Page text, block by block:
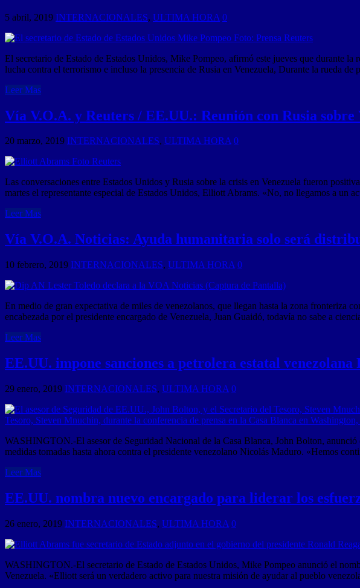
5 abril, 2019 INTERNACIONALES, ULTIMA HORA 0
El secretario de Estado de Estados Unidos, Mike Pompeo, afirmó este jueves que durante
lucha contra el terrorismo e incluso la presencia de Rusia en Venezuela, Durante la rueda de
Leer Mas
Vía V.O.A. y Reuters / EE.UU.: Reunión con Rusia
20 marzo, 2019 INTERNACIONALES, ULTIMA HORA 0
Las conversaciones entre Estados Unidos y Rusia sobre la crisis en Venezuela fueron
martes el representante especial de Estados Unidos, Elliott Abrams. «No, no llegamos a un
Leer Mas
Vía V.O.A. Noticias: Ayuda humanitaria solo será
10 febrero, 2019 INTERNACIONALES, ULTIMA HORA 0
En medio de gran expectativa de miles de venezolanos, que llegan hasta la zona fronteriza
encabezada por el presidente encargado de Venezuela, Juan Guaidó, todavía no sabe a
Leer Mas
EE.UU. impone sanciones a petrolera estatal venezolana
29 enero, 2019 INTERNACIONALES, ULTIMA HORA 0
WASHINGTON.-El asesor de Seguridad Nacional de la Casa Blanca, John Bolton,
medidas tomadas hasta ahora contra el presidente venezolano Nicolás Maduro. «Hemos
Leer Mas
EE.UU. nombra nuevo encargado para liderar los
26 enero, 2019 INTERNACIONALES, ULTIMA HORA 0
WASHINGTON.-El secretario de Estado de Estados Unidos, Mike Pompeo anunció el
Venezuela. «Elliott será un verdadero activo para nuestra misión de ayudar al pueblo